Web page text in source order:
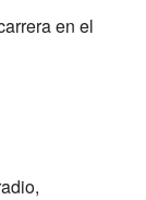
en el